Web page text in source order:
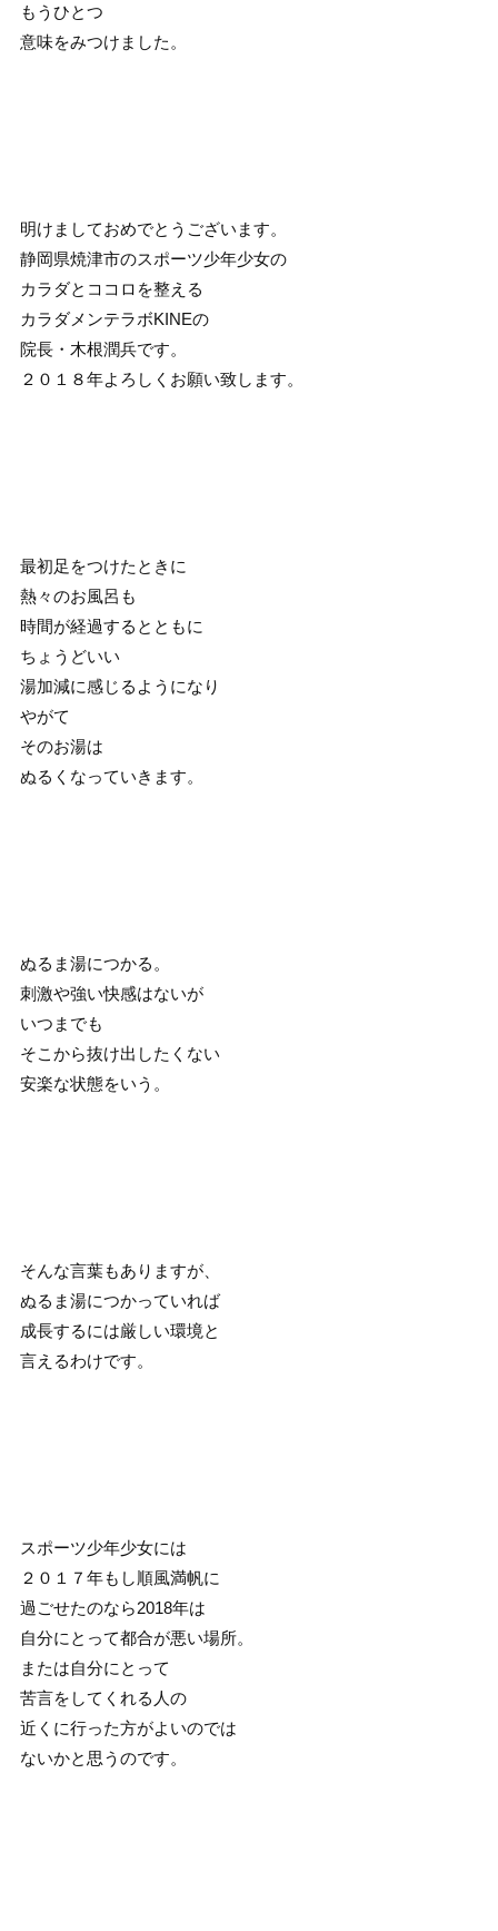
もうひとつ
意味をみつけました。
明けましておめでとうございます。
静岡県焼津市のスポーツ少年少女の
カラダとココロを整える
カラダメンテラボKINEの
院長・木根潤兵です。
２０１８年よろしくお願い致します。
最初足をつけたときに
熱々のお風呂も
時間が経過するとともに
ちょうどいい
湯加減に感じるようになり
やがて
そのお湯は
ぬるくなっていきます。
ぬるま湯につかる。
刺激や強い快感はないが
いつまでも
そこから抜け出したくない
安楽な状態をいう。
そんな言葉もありますが、
ぬるま湯につかっていれば
成長するには厳しい環境と
言えるわけです。
スポーツ少年少女には
２０１７年もし順風満帆に
過ごせたのなら2018年は
自分にとって都合が悪い場所。
または自分にとって
苦言をしてくれる人の
近くに行った方がよいのでは
ないかと思うのです。